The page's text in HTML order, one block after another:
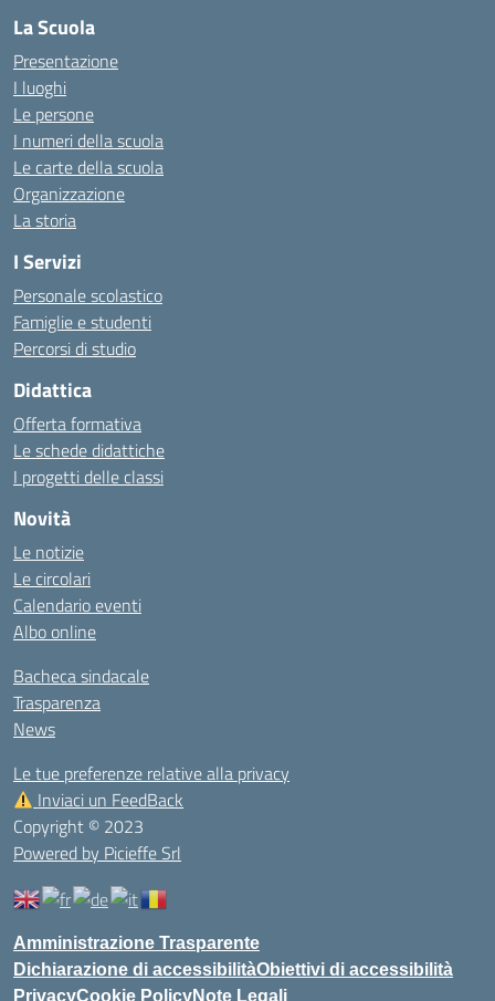
La Scuola
Presentazione
I luoghi
Le persone
I numeri della scuola
Le carte della scuola
Organizzazione
La storia
I Servizi
Personale scolastico
Famiglie e studenti
Percorsi di studio
Didattica
Offerta formativa
Le schede didattiche
I progetti delle classi
Novità
Le notizie
Le circolari
Calendario eventi
Albo online
Bacheca sindacale
Trasparenza
News
Le tue preferenze relative alla privacy
Inviaci un FeedBack
Copyright © 2023
Powered by Picieffe Srl
Amministrazione Trasparente
Dichiarazione di accessibilitàObiettivi di accessibilità
PrivacyCookie PolicyNote Legali